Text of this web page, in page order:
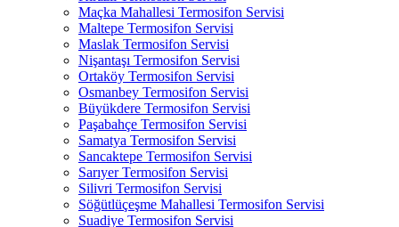
Maçka Mahallesi Termosifon Servisi
Maltepe Termosifon Servisi
Maslak Termosifon Servisi
Nişantaşı Termosifon Servisi
Ortaköy Termosifon Servisi
Osmanbey Termosifon Servisi
Büyükdere Termosifon Servisi
Paşabahçe Termosifon Servisi
Samatya Termosifon Servisi
Sancaktepe Termosifon Servisi
Sarıyer Termosifon Servisi
Silivri Termosifon Servisi
Söğütlüçeşme Mahallesi Termosifon Servisi
Suadiye Termosifon Servisi